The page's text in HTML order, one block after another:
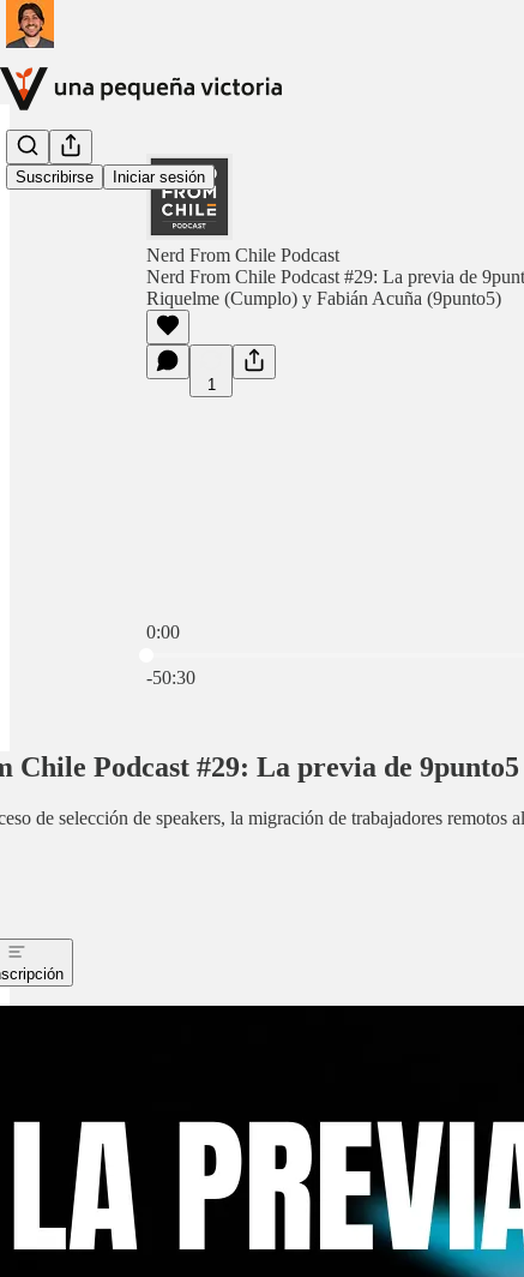
Suscribirse Iniciar sesión
Nerd From Chile Podcast
Nerd From Chile Podcast #29: La previa de
Riquelme (Cumplo) y Fabián Acuña (9punto5)
1
0:00
-50:30
Chile Podcast #29: La previa de
de selección de speakers, la migración de trabajadores